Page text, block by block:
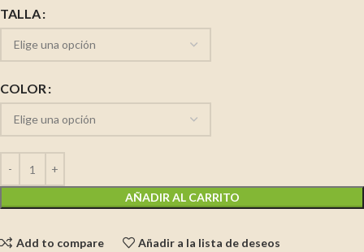
TALLA
COLOR
AÑADIR AL CARRITO
Add to compare Añadir a la lista de deseos